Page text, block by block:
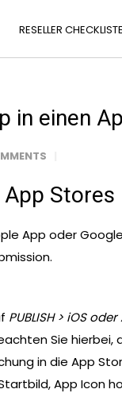
RESELLER CHECKLISTE
in einen
App Stores
App oder
PUBLISH > iOS
Sie hierbei,
in die App
App Icon